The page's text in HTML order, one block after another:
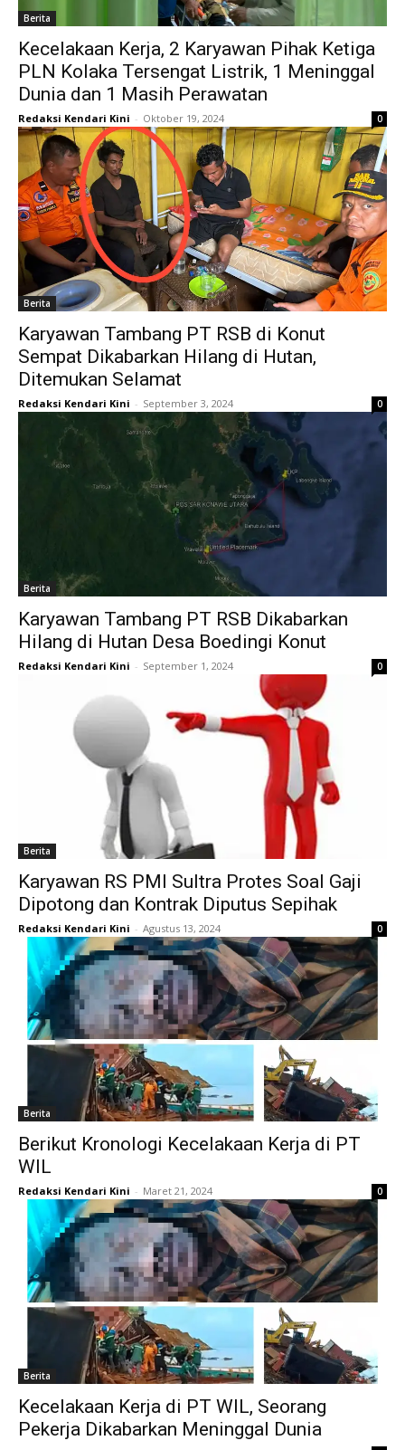
Berita
Kecelakaan Kerja, 2 Karyawan Pihak Ketiga
PLN Kolaka Tersengat Listrik, 1 Meninggal
Dunia dan 1 Masih Perawatan
Redaksi Kendari Kini - Oktober 19, 2024 0
Berita
Karyawan Tambang PT RSB di Konut
Sempat Dikabarkan Hilang di Hutan,
Ditemukan Selamat
Redaksi Kendari Kini - September 3, 2024 0
Berita
Karyawan Tambang PT RSB Dikabarkan
Hilang di Hutan Desa Boedingi Konut
Redaksi Kendari Kini - September 1, 2024 0
Berita
Karyawan RS PMI Sultra Protes Soal Gaji
Dipotong dan Kontrak Diputus Sepihak
Redaksi Kendari Kini - Agustus 13, 2024 0
Berita
Berikut Kronologi Kecelakaan Kerja di PT
WIL
Redaksi Kendari Kini - Maret 21, 2024 0
Berita
Kecelakaan Kerja di PT WIL, Seorang
Pekerja Dikabarkan Meninggal Dunia